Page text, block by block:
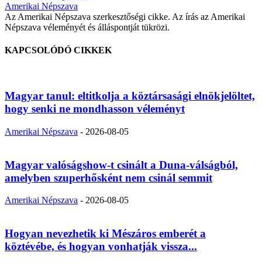
Amerikai Népszava
Az Amerikai Népszava szerkesztőségi cikke. Az írás az Amerikai
Népszava véleményét és álláspontját tükrözi.
KAPCSOLÓDÓ CIKKEK
Magyar tanul: eltitkolja a köztársasági elnökjelöltet,
hogy senki ne mondhasson véleményt
Amerikai Népszava - 2026-08-05
Magyar valóságshow-t csinált a Duna-válságból,
amelyben szuperhősként nem csinál semmit
Amerikai Népszava - 2026-08-05
Hogyan nevezhetik ki Mészáros emberét a
köztévébe, és hogyan vonhatják vissza...